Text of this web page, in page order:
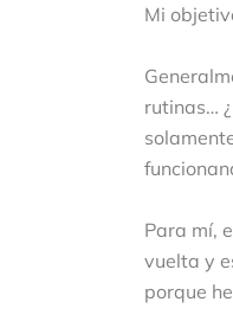
Mi
rutinas…
Para mí,
vuelta y
porque